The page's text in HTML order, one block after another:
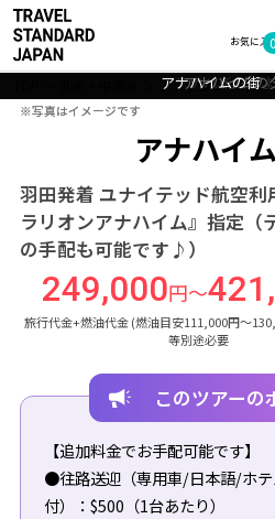
お気に入り
0
アメリカ アナハ
アナハイ
羽田発着 ユナイテッド航空
ラリオンアナハイム』指定（
の手配も可能です♪）
249,000円～
旅行代金+燃油代金 (燃油目安111,000円～
等別途必要
カリフォルニ
アナハイムへ
アナハイムの
アナハイムの街
※写真はイメージです
※写真はイメージです
このツアーの
【追加料金でお手配可能です】
●往路送迎（専用車/日本語/ホテ
付）：$500（1台あたり）